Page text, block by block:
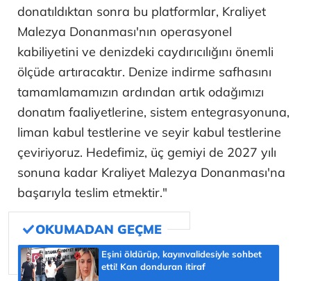
donatıldıktan sonra bu platformlar, Kraliyet
Malezya Donanması'nın operasyonel
kabiliyetini ve denizdeki caydırıcılığını önemli
ölçüde artıracaktır. Denize indirme safhasını
tamamlamamızın ardından artık odağımızı
donatım faaliyetlerine, sistem entegrasyonuna,
liman kabul testlerine ve seyir kabul testlerine
çeviriyoruz. Hedefimiz, üç gemiyi de 2027 yılı
sonuna kadar Kraliyet Malezya Donanması'na
başarıyla teslim etmektir."
Eşini öldürüp, kayınvalidesiyle sohbet
etti! Kan donduran itiraf